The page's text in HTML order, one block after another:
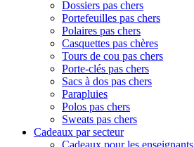
Dossiers pas chers
Portefeuilles pas chers
Polaires pas chers
Casquettes pas chères
Tours de cou pas chers
Porte-clés pas chers
Sacs à dos pas chers
Parapluies
Polos pas chers
Sweats pas chers
Cadeaux par secteur
Cadeaux pour les enseignants